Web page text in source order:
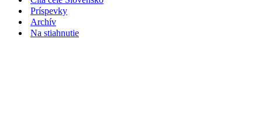
Príspevky
Archív
Na stiahnutie